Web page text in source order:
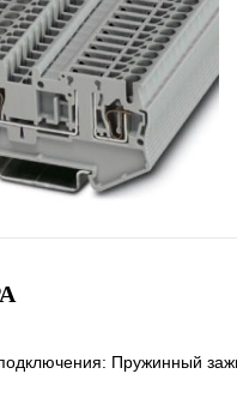
Пружинный